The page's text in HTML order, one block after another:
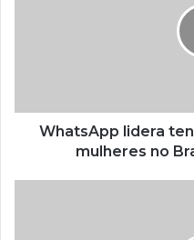
WhatsApp lidera
mulheres no